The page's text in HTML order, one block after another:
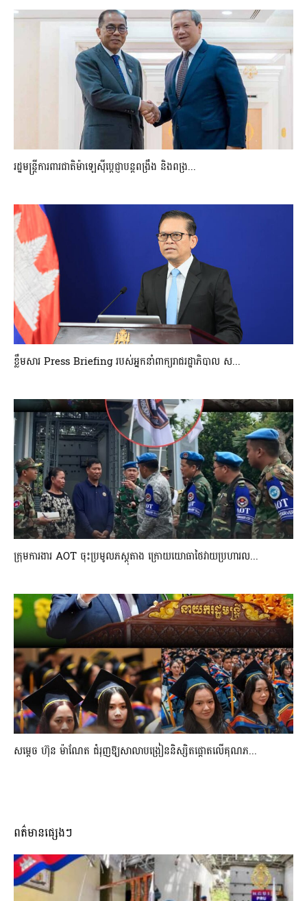
រដ្ឋមន្ត្រីការពារជាតិម៉ាឡេស៊ីប្ដេជ្ញាបន្តពង្រឹង និងពង្រ...
ខ្លឹមសារ Press Briefing របស់អ្នកនាំពាក្យរាជរដ្ឋាភិបាល ស...
ក្រុមការងារ AOT ចុះប្រមូលភស្តុតាង ក្រោយយោធាថៃវាយប្រហារល...
សម្តេច ហ៊ុន ម៉ាណែត ជំរុញឱ្យសាលាបង្រៀននិស្សិតផ្តោតលើគុណភ...
ពត៌មានផ្សេងៗ